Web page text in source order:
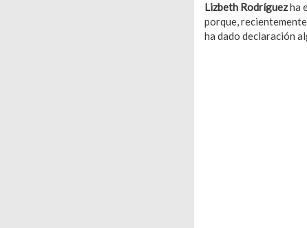
Lizbeth Rodríguezha
porque,
ha dado declaración